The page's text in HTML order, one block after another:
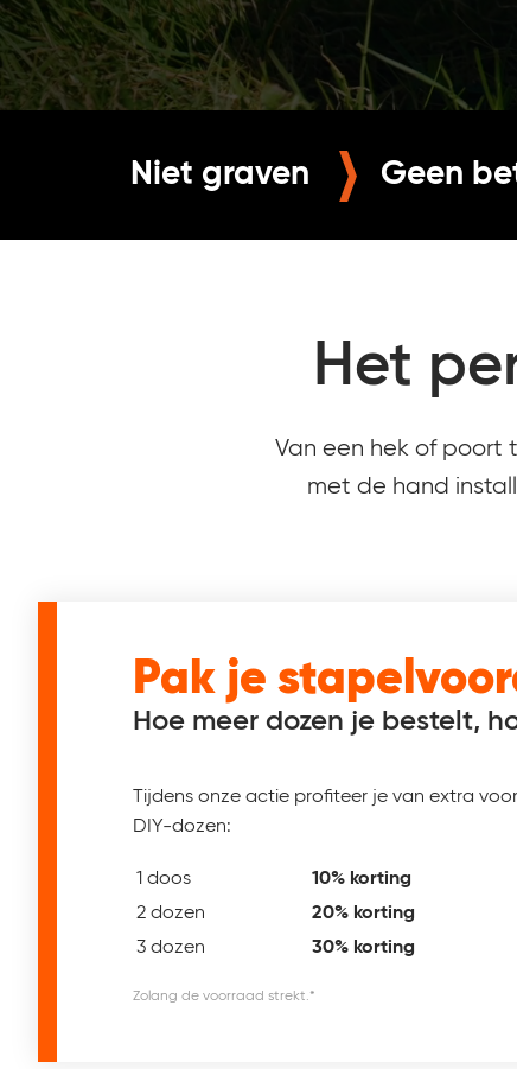
Niet graven Geen
Het
Van een hek of poort
met de hand
Pak je
Hoe meer dozen je bestelt,
Tijdens onze actie profiteer je van extra
DIY-dozen:
1 doos
10% korting
2 dozen
20% korting
3 dozen
30% korting
Zolang de voorraad strekt.*